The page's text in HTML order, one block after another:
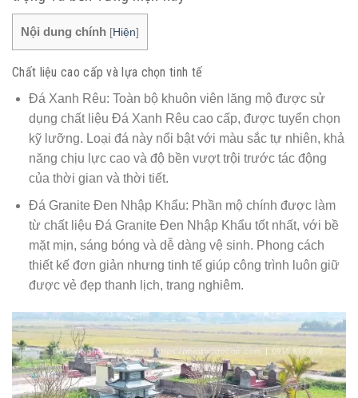
Nội dung chính [Hiện]
Chất liệu cao cấp và lựa chọn tinh tế
Đá Xanh Rêu: Toàn bộ khuôn viên lăng mộ được sử
dụng chất liệu Đá Xanh Rêu cao cấp, được tuyển chọn
kỹ lưỡng. Loại đá này nổi bật với màu sắc tự nhiên, khả
năng chịu lực cao và độ bền vượt trội trước tác động
của thời gian và thời tiết.
Đá Granite Đen Nhập Khẩu: Phần mộ chính được làm
từ chất liệu Đá Granite Đen Nhập Khẩu tốt nhất, với bề
mặt mịn, sáng bóng và dễ dàng vệ sinh. Phong cách
thiết kế đơn giản nhưng tinh tế giúp công trình luôn giữ
được vẻ đẹp thanh lịch, trang nghiêm.